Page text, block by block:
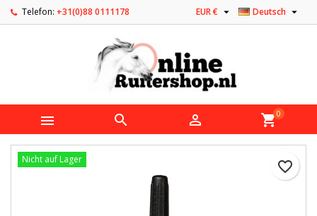
Telefon: +31(0)88 0111178 Deutsch 
EUR € 
   shopping_cart0
favorite_border
Nicht auf Lager